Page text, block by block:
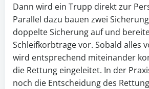
Dann wird ein Trupp direkt zur
Parallel dazu bauen zwei
doppelte Sicherung auf und
Schleifkorbtrage vor. Sobald alles
wird entsprechend miteinander
die Rettung eingeleitet. In der
noch die Entscheidung des